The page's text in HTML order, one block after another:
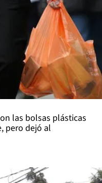
las bolsas plásticas
pero dejó al